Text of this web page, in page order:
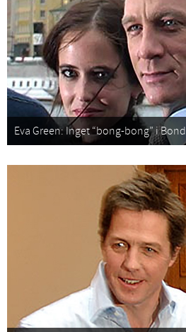
Eva Green: Inget “bong-bong” i Bond